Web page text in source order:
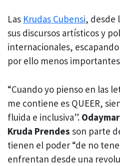
Las Krudas Cubensi, desde
sus discursos artísticos y
internacionales,
por ello menos
“Cuando yo pienso en las
me contiene es QUEER,
fluida e inclusiva”.
Kruda Prendes son parte
tienen el poder “de no
enfrentan desde una